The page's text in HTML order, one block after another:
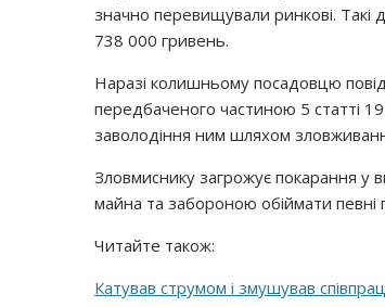
значно перевищували ринкові. Такі
738 000 гривень.
Наразі колишньому посадовцю
передбаченого частиною 5 статті
заволодіння ним шляхом
Зловмиснику загрожує покарання у
майна та забороною обіймати певні
Читайте також:
Катував струмом і змушував